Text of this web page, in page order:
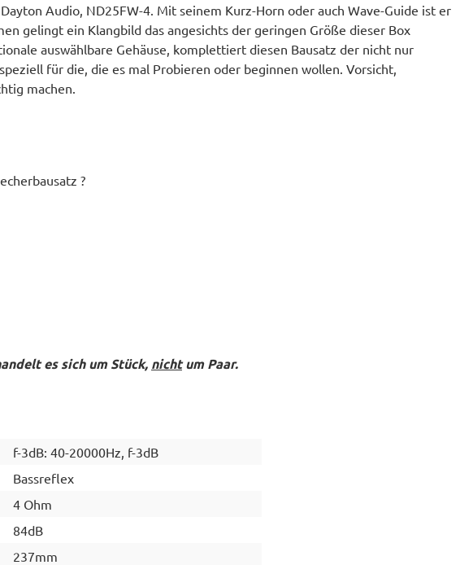
Audio, ND25FW-4. Mit seinem Kurz-Horn oder auch Wave-Guide ist er
gelingt ein Klangbild das angesichts der geringen Größe dieser Box
auswählbare Gehäuse, komplettiert diesen Bausatz der nicht nur
für die, die es mal Probieren oder beginnen wollen. Vorsicht,
machen.
?
es sich um Stück, nichtum Paar.
f-3dB: 40-20000Hz, f-3dB
Bassreflex
4 Ohm
84dB
237mm